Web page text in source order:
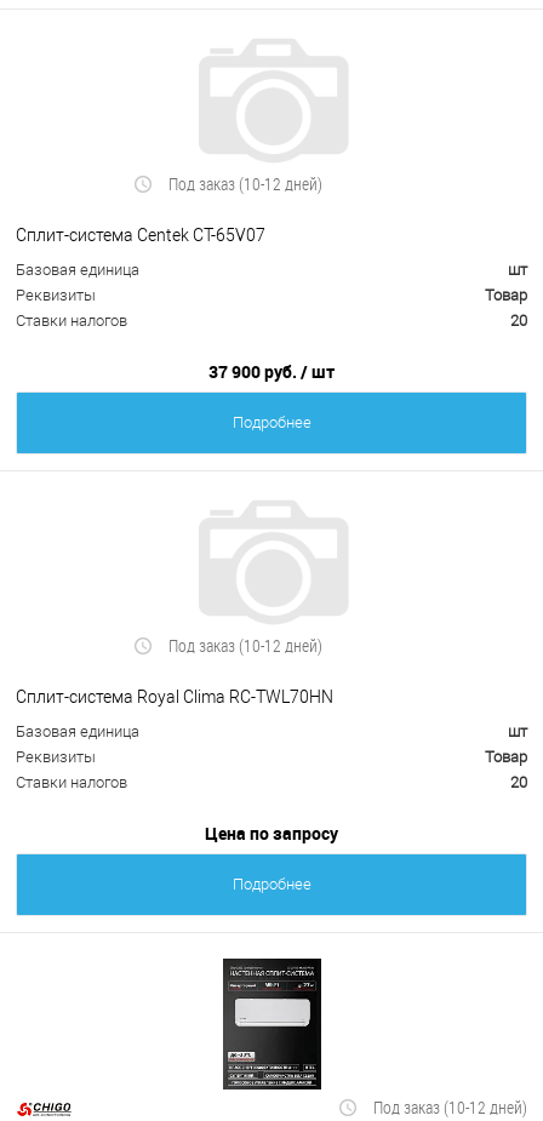
Под заказ (10-12 дней)
Сплит-система Centek CT-65V07
Базовая единица
шт
Реквизиты
Товар
Ставки налогов
20
37 900 руб. / шт
Подробнее
Под заказ (10-12 дней)
Сплит-система Royal Clima RC-TWL70HN
Базовая единица
шт
Реквизиты
Товар
Ставки налогов
20
Цена по запросу
Подробнее
Под заказ (10-12 дней)